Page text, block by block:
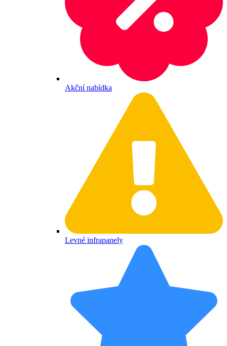
Akční nabídka
Levné infrapanely